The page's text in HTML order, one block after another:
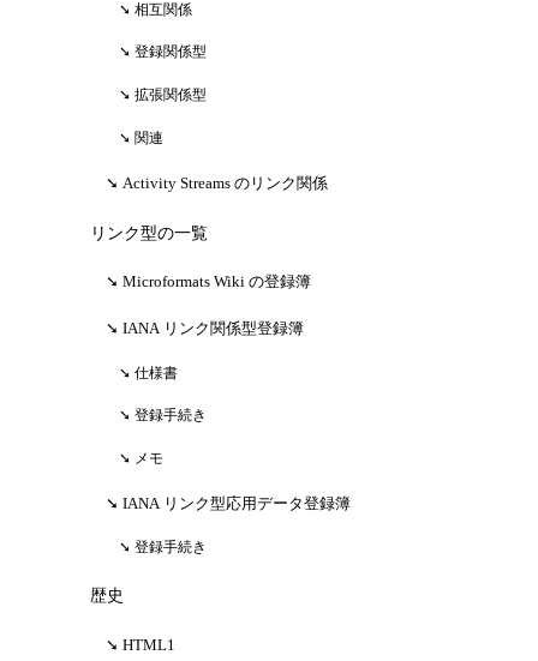
相互関係
登録関係型
拡張関係型
関連
Activity Streams のリンク関係
リンク型の一覧
Microformats Wiki の登録簿
IANA リンク関係型登録簿
仕様書
登録手続き
メモ
IANA リンク型応用データ登録簿
登録手続き
歴史
HTML1